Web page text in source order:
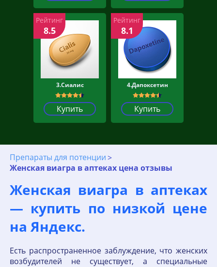
3.Сиалис
Купить
Рейтинг
8.5
4.Дапоксетин
Купить
Рейтинг
8.1
Препараты для потенции
Женская виагра в аптеках цена отзывы
Женская виагра в аптеках
— купить по низкой цене
на Яндекс.
Есть распространенное заблуждение, что женских
возбудителей не существует, а специальные